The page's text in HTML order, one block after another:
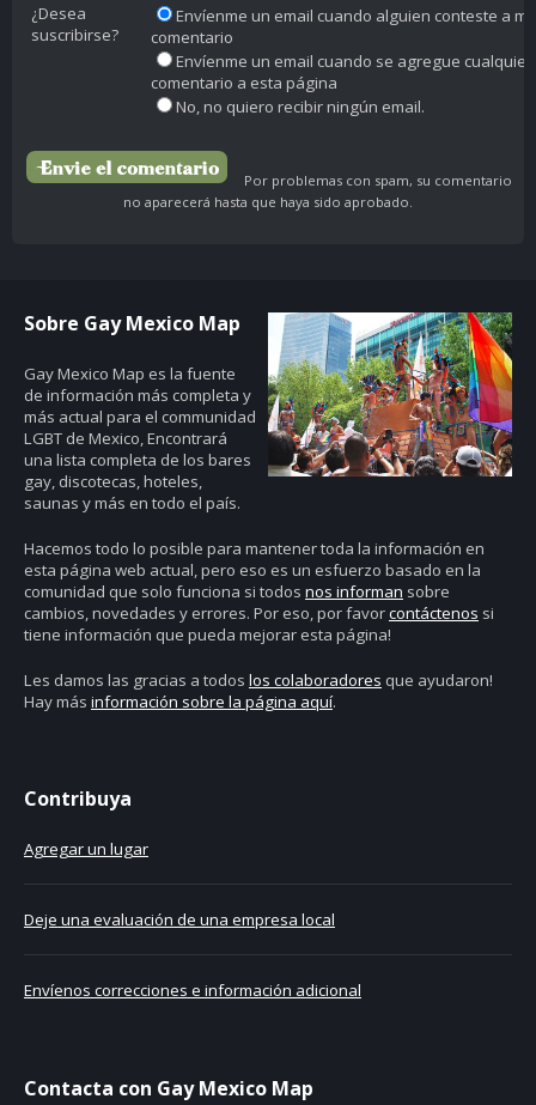
¿Desea
suscribirse?
Envíenme un email cuando alguien conteste a mi
comentario
Envíenme un email cuando se agregue cualquier
comentario a esta página
No, no quiero recibir ningún email.
Por problemas con spam, su comentario
no aparecerá hasta que haya sido aprobado.
Sobre Gay Mexico Map
Gay Mexico Map es la fuente
de información más completa y
más actual para el communidad
LGBT de Mexico, Encontrará
una lista completa de los bares
gay, discotecas, hoteles,
saunas y más en todo el país.
Hacemos todo lo posible para mantener toda la información en
esta página web actual, pero eso es un esfuerzo basado en la
comunidad que solo funciona si todos nos informan sobre
cambios, novedades y errores. Por eso, por favorcontáctenos si
tiene información que pueda mejorar esta página!
Les damos las gracias a todos los colaboradores que ayudaron!
Hay más información sobre la página aquí.
Contribuya
Agregar un lugar
Deje una evaluación de una empresa local
Envíenos correcciones e información adicional
Contacta con Gay Mexico Map